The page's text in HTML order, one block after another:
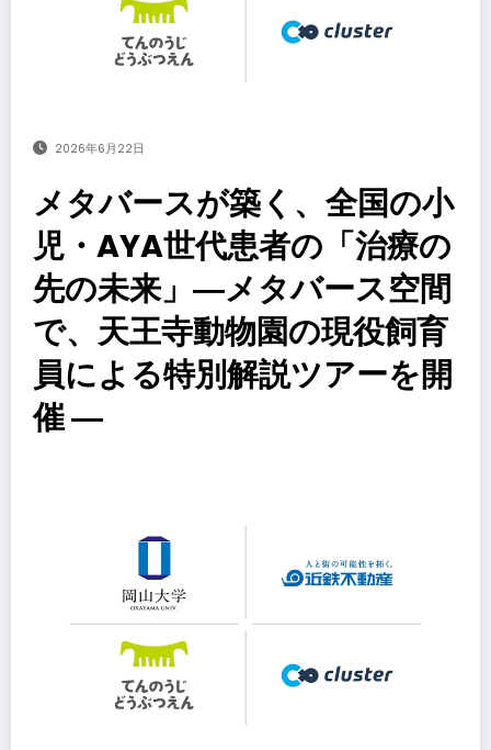
2026年6月22日
メタバースが築く、全国の小
児・AYA世代患者の「治療の
先の未来」―メタバース空間
で、天王寺動物園の現役飼育
員による特別解説ツアーを開
催 ―